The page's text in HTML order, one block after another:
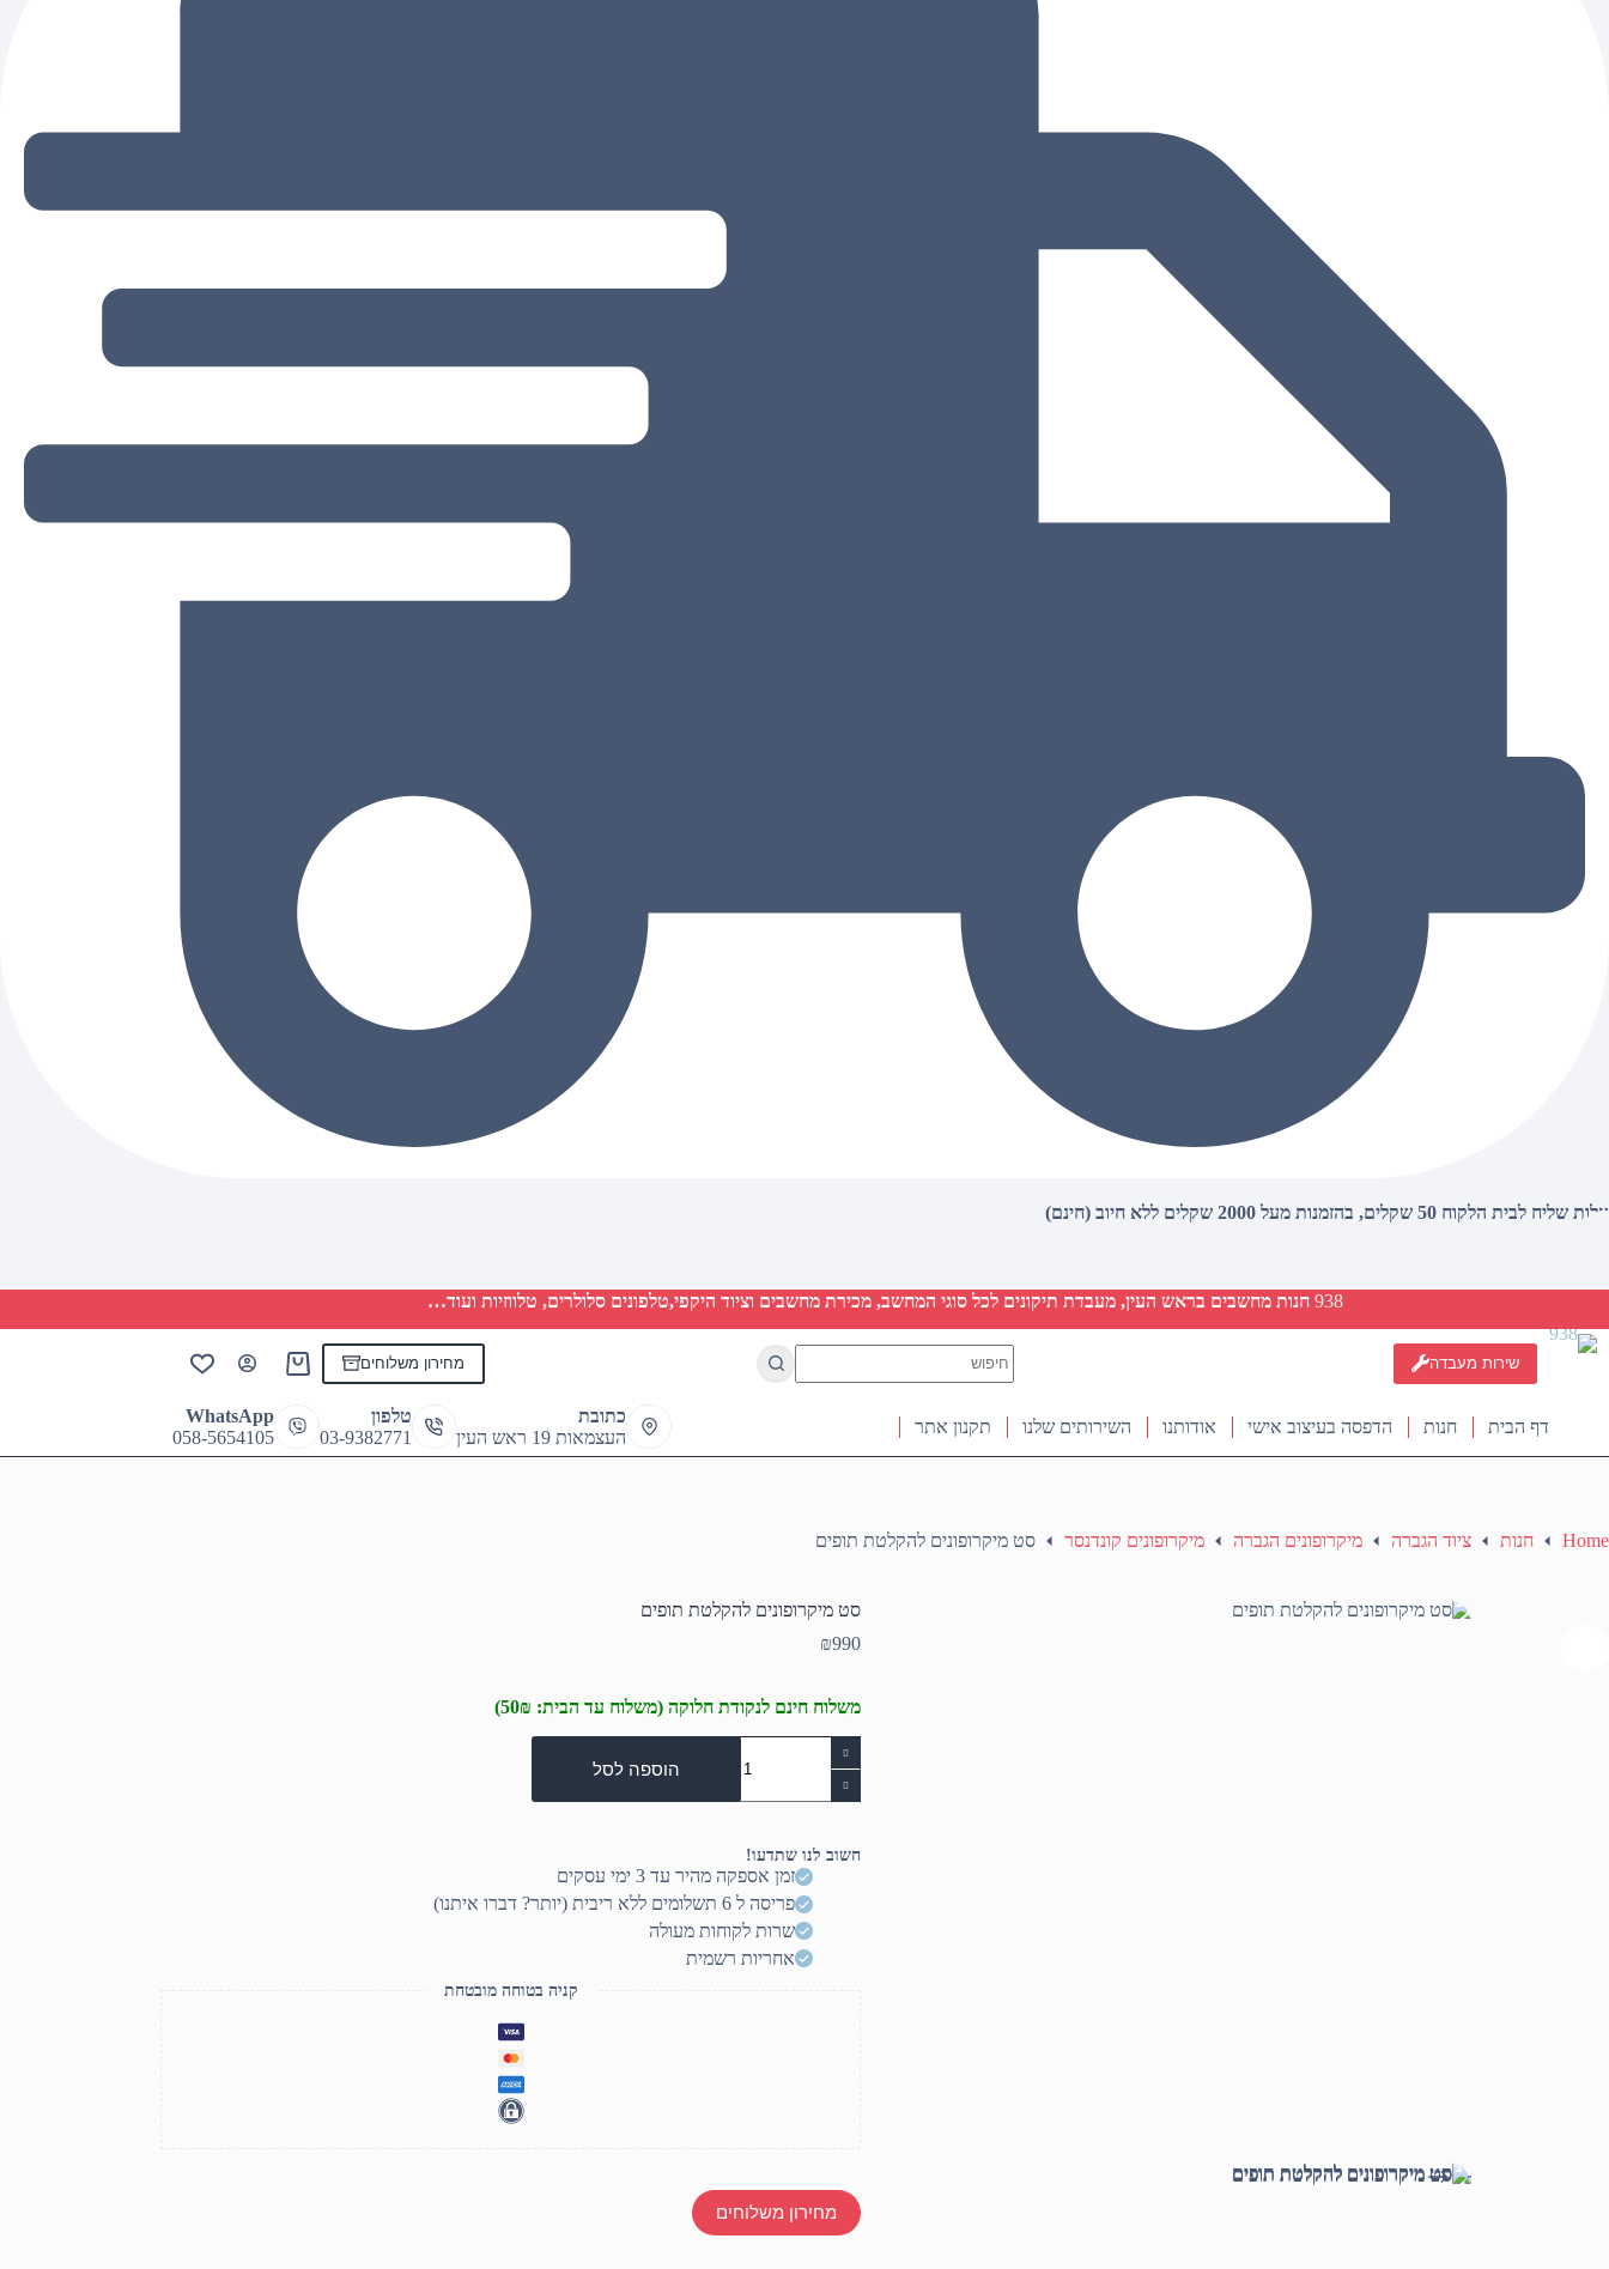
עלות שליח לבית הלקוח 50 שקלים, בהזמנות מעל 2000 שקלים ללא חיוב (חינם)
938 חנות מחשבים בראש העין, מעבדת תיקונים לכל סוגי המחשב, מכירת מחשבים וציוד היקפי,טלפונים סלולרים, טלווזיות ועוד…
שירות מעבדה
results
מחירון משלוחים
Shopping
דף הבית
חנות הדפסה בעיצוב אישי אודותנו השירותים שלנו תקנון אתר
כתובת
העצמאות 19 ראש העין
טלפון
03-9382771
WhatsApp
058-5654105
Home חנות ציוד הגברה מיקרופונים הגברה מיקרופונים קונדנסר סט מיקרופונים להקלטת תופים
סט מיקרופונים להקלטת תופים
₪990
משלוח חינם לנקודת חלוקה (משלוח עד הבית: 50₪)
כמות
של
סט
מיקרופונים
תופים
הוספה לסל
חשוב לנו שתדעו!
זמן אספקה מהיר עד 3 ימי עסקים
פריסה ל 6 תשלומים ללא ריבית (יותר? דברו איתנו)
שרות לקוחות מעולה
אחריות רשמית
קניה בטוחה מובטחת
מחירון משלוחים